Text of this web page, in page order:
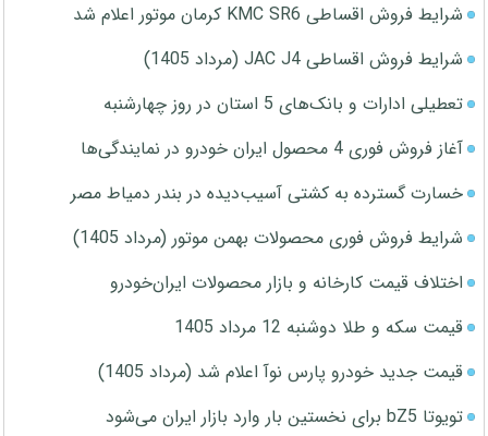
شرایط فروش اقساطی KMC SR6 کرمان موتور اعلام شد
شرایط فروش اقساطی JAC J4 (مرداد 1405)
تعطیلی ادارات و بانک‌های 5 استان در روز چهارشنبه
آغاز فروش فوری 4 محصول ایران خودرو در نمایندگی‌ها
خسارت گسترده به کشتی آسیب‌دیده در بندر دمیاط مصر
شرایط فروش فوری محصولات بهمن موتور (مرداد 1405)
اختلاف قیمت کارخانه و بازار محصولات ایران‌خودرو
قیمت سکه و طلا دوشنبه 12 مرداد 1405
قیمت جدید خودرو پارس نوآ اعلام شد (مرداد 1405)
تویوتا bZ5 برای نخستین بار وارد بازار ایران می‌شود